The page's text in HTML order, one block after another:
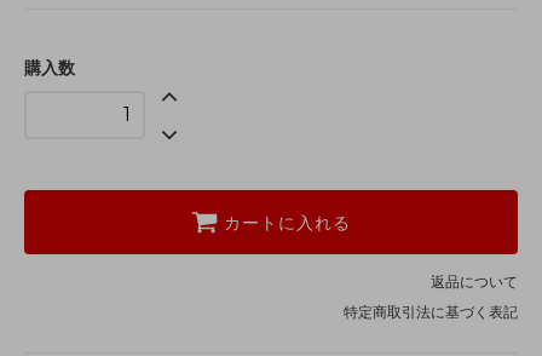
購入数
カートに入れる
返品について
特定商取引法に基づく表記